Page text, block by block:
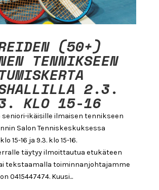
(50+)
TENNIKSEEN
2.3.
KLO 15-16
ikäisille ilmaisen tennikseen
Salon Tenniskeskuksessa
15-16 ja 9.3. klo 15-16.
täytyy ilmoittautua etukäteen
tekstaamalla toiminnanjohtajamme
0415447474. Kuusi...